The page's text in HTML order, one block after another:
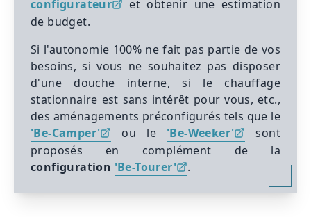
configurateur
et obtenir une estimation
de budget.
Si l'autonomie 100% ne fait pas partie de vos
besoins, si vous ne souhaitez pas disposer
d'une douche interne, si le chauffage
stationnaire est sans intérêt pour vous, etc.,
des aménagements préconfigurés tels que le
'Be-Camper'
ou le 'Be-Weeker'
sont
proposés en complément de la
configuration 'Be-Tourer' .